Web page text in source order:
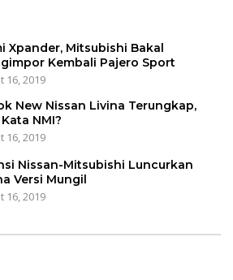
Xpander, Mitsubishi Bakal
Kembali Pajero Sport
16, 2019
New Nissan Livina Terungkap,
NMI?
16, 2019
Nissan-Mitsubishi Luncurkan
Versi Mungil
16, 2019